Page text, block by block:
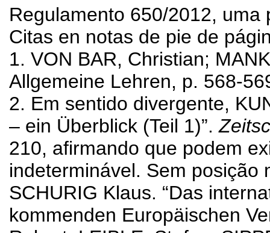
Regulamento 650/2012,
Citas en notas de pie de
1. VON BAR, Christian;
Allgemeine Lehren, p. 568-
2. Em sentido divergente,
– ein Überblick (Teil 1)”.
210, afirmando que podem
indeterminável. Sem posição
SCHURIG Klaus. “Das
kommenden Europäischen